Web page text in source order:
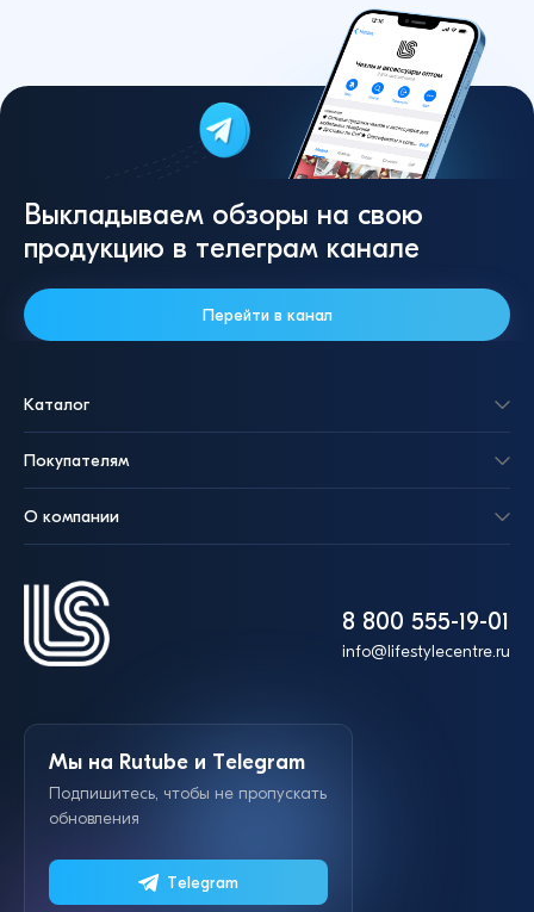
Выкладываем обзоры на свою
продукцию в телеграм канале
Перейти в канал
8 800 555-19-01
info@lifestylecentre.ru
Каталог
Покупателям
О компании
Мы на Rutube и Telegram
Подпишитесь, чтобы не пропускать
обновления
Telegram